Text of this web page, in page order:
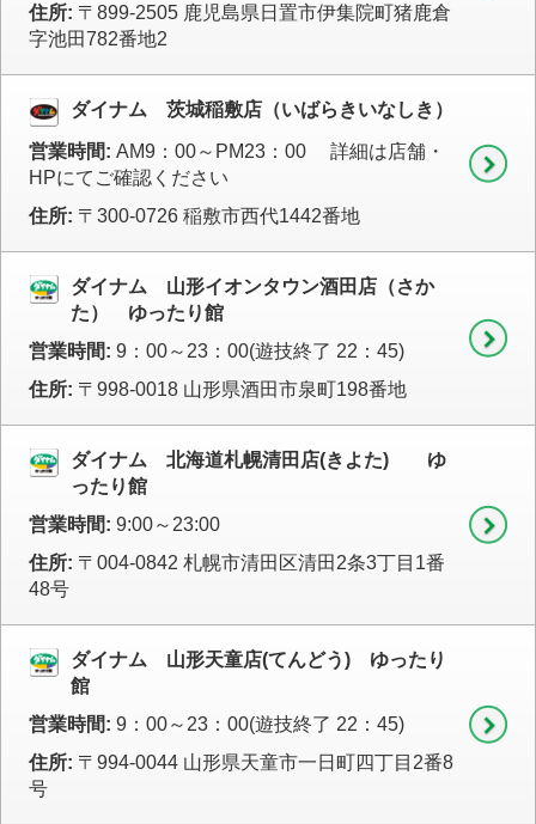
住所: 〒899-2505 鹿児島県日置市伊集院町猪鹿倉
字池田782番地2
ダイナム 茨城稲敷店（いばらきいなしき）
営業時間: AM9：00～PM23：00 詳細は店舗・
HPにてご確認ください
住所: 〒300-0726 稲敷市西代1442番地
ダイナム 山形イオンタウン酒田店（さか
た） ゆったり館
営業時間: 9：00～23：00(遊技終了 22：45)
住所: 〒998-0018 山形県酒田市泉町198番地
ダイナム 北海道札幌清田店(きよた) ゆ
ったり館
営業時間: 9:00～23:00
住所: 〒004-0842 札幌市清田区清田2条3丁目1番
48号
ダイナム 山形天童店(てんどう) ゆったり
館
営業時間: 9：00～23：00(遊技終了 22：45)
住所: 〒994-0044 山形県天童市一日町四丁目2番8
号